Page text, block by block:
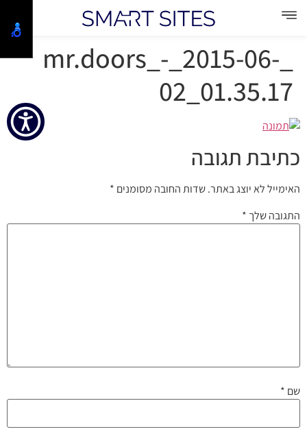
_mr.doors_-_2015-06-
02_01.35.17
כתיבת תגובה
האימייל לא יוצג באתר.שדות החובה מסומנים *
התגובה שלך *
שם *